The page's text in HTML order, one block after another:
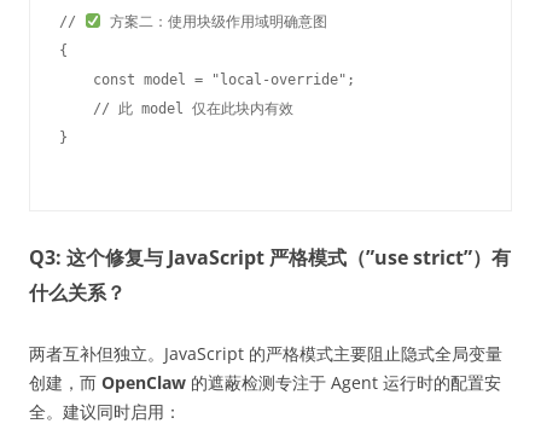
//
方案二：使用块级作用域明确意图
{
    const model = "local-override";
    // 此 model 仅在此块内有效
Q3: 这个修复与 JavaScript 严格模式（”use strict”）有
什么关系？
两者互补但独立。JavaScript 的严格模式主要阻止隐式全局变量
创建，而 OpenClaw 的遮蔽检测专注于 Agent 运行时的配置安
全。建议同时启用：